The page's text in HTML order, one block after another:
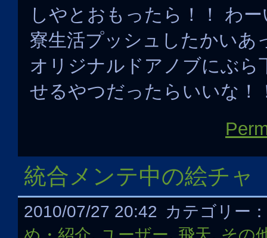
しやとおもったら！！ わ
寮生活プッシュしたかいあ
オリジナルドアノブにぶら
せるやつだったらいいな！
統合メンテ中の絵チャ
2010/07/27 20:42 カテゴリー：